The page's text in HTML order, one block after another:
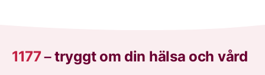
1177–tryggt om din hälsa och vård